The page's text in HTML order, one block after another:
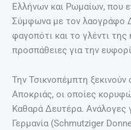
Ελλήνων και Ρωμαίων, που
Σύμφωνα με τον λαογράφο
φαγοπότι και το γλέντι της
προσπάθειες για την
Την Τσικνοπέμπτη
Αποκριάς, οι οποίες
Καθαρά Δευτέρα. Ανάλογες
Γερμανία (Schmutziger